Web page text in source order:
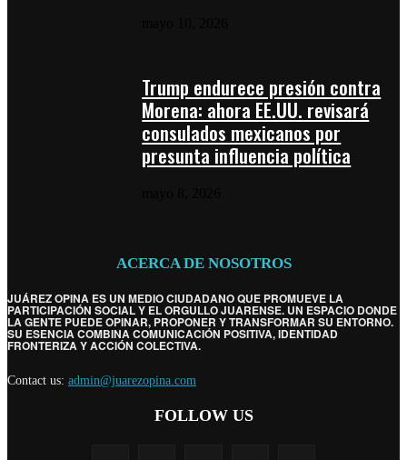
Trump endurece presión contra
Morena: ahora EE.UU. revisará
consulados mexicanos por
presunta influencia política
ACERCA DE NOSOTROS
JUÁREZ OPINA ES UN MEDIO CIUDADANO QUE PROMUEVE LA
PARTICIPACIÓN SOCIAL Y EL ORGULLO JUARENSE. UN ESPACIO DONDE
LA GENTE PUEDE OPINAR, PROPONER Y TRANSFORMAR SU ENTORNO.
SU ESENCIA COMBINA COMUNICACIÓN POSITIVA, IDENTIDAD
FRONTERIZA Y ACCIÓN COLECTIVA.
Contact us: admin@juarezopina.com
FOLLOW US